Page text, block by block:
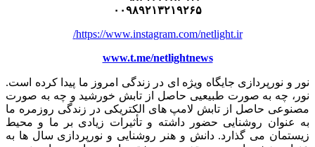
۰۰۹۸۹۲۱۳۲۱۹۲۶۵
https://www.instagram.com/netlight.ir/
www.t.me/netlightnews
نور و نورپردازی جایگاه ویژه ای در زندگی امروز ما پیدا کرده است.
نور، چه به صورت طبیعیی حاصل از تابش خورشید و چه به صورت
مصنوعی حاصل از تابش لامپ های الکتریکی در زندگی روزمره ما
به عنوان روشنایی حضور داشته و تأثیرات زیادی بر ما و محیط
زیستمان می گذارد. دانش و هنر روشنایی و نورپردازی سال ها به